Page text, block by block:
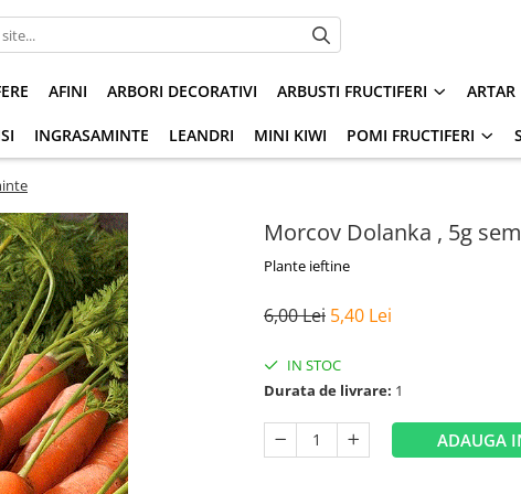
AFINI ARBORI DECORATIVI ARBUSTI FRUCTIFERI ARTAR
INGRASAMINTE LEANDRI MINI KIWI POMI FRUCTIFERI
Morcov Dolanka , 5g
Plante ieftine
6,00 Lei 5,40 Lei
IN STOC
Durata de livrare: 1
ADAUGA